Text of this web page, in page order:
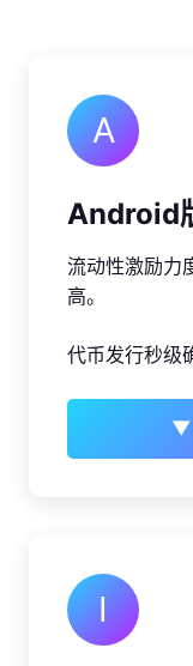
A
Android
流动性激励力
高。
代币发行秒级
▼
I